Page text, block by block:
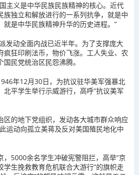
主义是中华民族民族精神的核心。近代
族独立和解放进行的一系列抗争，就是中
就是中华民族精神升华的历史进程。”
发动全面内战已近半年。为了支撑庞大
疯狂印刷法币，物价飞涨。工人失业、农
民党统治区民怨沸腾。
年12月30日，为抗议驻华美军强暴北
北平学生举行示威游行，高呼“抗议美军
区的地下党组织，发动各大城市群众响应
运动向孤立美蒋及反对美国殖民地化中
，5000余名学生冲破宪警阻拦，高举“京
生挽救教育危机联合大游行”的旗帜走